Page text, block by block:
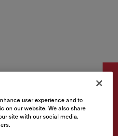
user experience and to
on our website. We also share
site with our social media,